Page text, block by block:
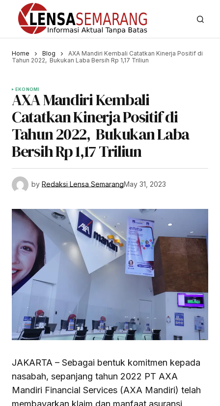
Home Blog
AXA Mandiri Kembali Catatkan Kinerja Positif di
Tahun 2022, Bukukan Laba Bersih Rp 1,17 Triliun
EKONOMI
AXA Mandiri Kembali
Catatkan Kinerja Positif di
Tahun 2022, Bukukan Laba
Bersih Rp 1,17 Triliun
by Redaksi Lensa SemarangMay 31, 2023
JAKARTA – Sebagai bentuk komitmen kepada
nasabah, sepanjang tahun 2022 PT AXA
Mandiri Financial Services (AXA Mandiri) telah
membayarkan klaim dan manfaat asuransi